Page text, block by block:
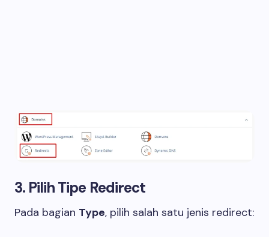
3. Pilih Tipe Redirect
Pada bagian Type, pilih salah satu jenis redirect: